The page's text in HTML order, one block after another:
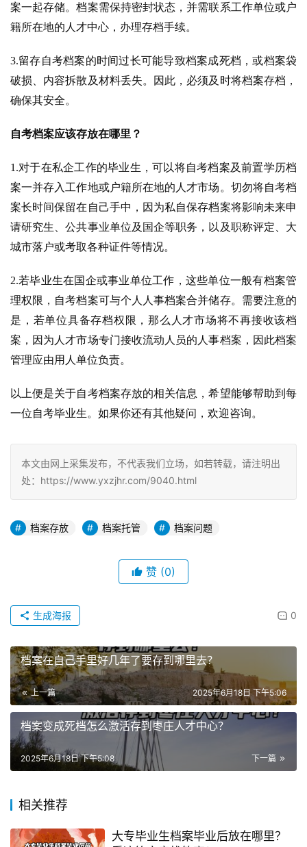
案一起存储。档案需保持密封状态，并需联系工作单位或户
籍所在地的人才中心，办理存档手续。
3.留存自考档案的时间过长可能导致档案成死档，或档案袋
破损、内容拆散及材料丢失。因此，必须及时将档案存档，
确保其安全。
自考档案应该存放在哪里？
1.对于在私企工作的毕业生，可以将自考档案及前置学历档
案一并存入工作地或户籍所在地的人才市场。切勿将自考档
案长时间保留在自己手中，因为私自保存档案将影响未来申
请研究生、公共事业单位及国企等职务，以及职称评定、大
城市落户或考取各种证件等情况。
2.若毕业生在国企或事业单位工作，这些单位一般有档案管
理权限，自考档案可与个人人事档案合并储存。需要注意的
是，若单位具备存档权限，那么人才市场将不再接收该档
案，因为人才市场专门接收流动人员的人事档案，因此档案
管理应由用人单位负责。
以上便是关于自考档案存放的相关信息，希望能够帮助到每
一位自考毕业生。如果你还有其他疑问，欢迎咨询。
本文由网上采集发布，不代表我们立场，如若转载，请注明出
处：https://www.yxzjhr.com/9040.html
档案存放 档案托管 档案问题
赞 (0)
0
生成海报
档案在自己手里好几年了要存到哪里去？
上一篇 2025年6月18日 下午5:06
档案变成死档怎么激活存到枣庄人才中心？
下一篇
2025年6月18日 下午5:08
相关推荐
大专毕业生档案毕业后放在哪里？